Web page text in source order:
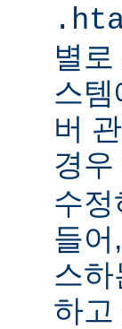
별
스
버
경우
수
들
스
하고